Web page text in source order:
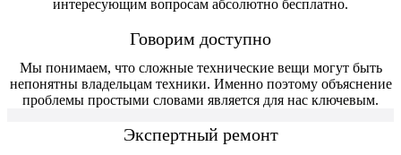
интересующим вопросам абсолютно бесплатно.
Говорим доступно
Мы понимаем, что сложные технические вещи могут быть
непонятны владельцам техники. Именно поэтому объяснение
проблемы простыми словами является для нас ключевым.
Экспертный ремонт